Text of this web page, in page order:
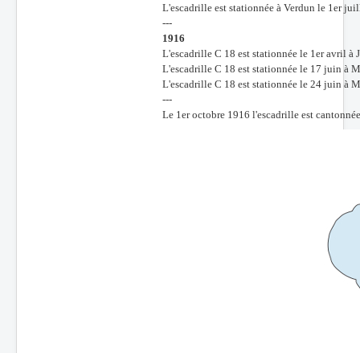
L'escadrille est stationnée à Verdun le 1er
---
1916
L'escadrille C 18 est stationnée le 1er avril à
L'escadrille C 18 est stationnée le 17 juin à
L'escadrille C 18 est stationnée le 24 juin à
---
Le 1er octobre 1916 l'escadrille est